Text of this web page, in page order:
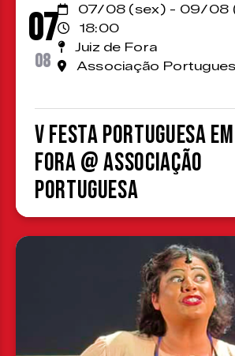
07
08
07/08 (sex) - 09/08
18:00
Juiz de Fora
Associação
V Festa Portuguesa
Fora @ Associação
Portuguesa